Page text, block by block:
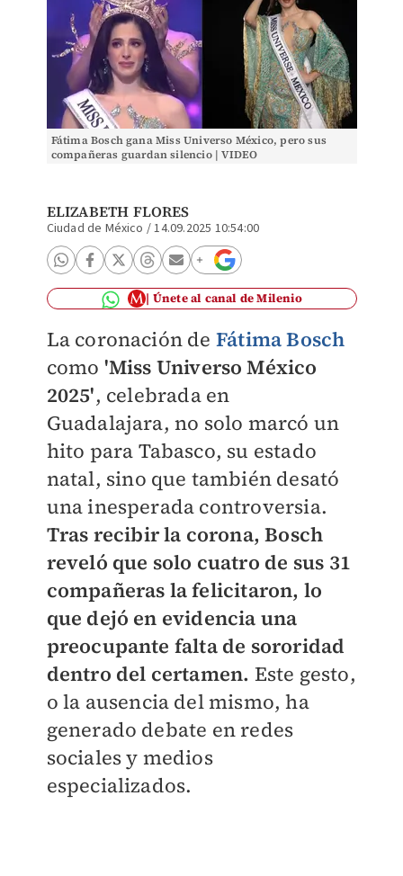
Fátima Bosch gana Miss Universo México, pero sus
compañeras guardan silencio | VIDEO
ELIZABETH FLORES
Ciudad de México /14.09.2025 10:54:00
Únete al canal de Milenio
La coronación de Fátima Bosch
como 'Miss Universo México
2025', celebrada en
Guadalajara, no solo marcó un
hito para Tabasco, su estado
natal, sino que también desató
una inesperada controversia.
Tras recibir la corona, Bosch
reveló que solo cuatro de sus 31
compañeras la felicitaron, lo
que dejó en evidencia una
preocupante falta de sororidad
dentro del certamen. Este gesto,
o la ausencia del mismo, ha
generado debate en redes
sociales y medios
especializados.